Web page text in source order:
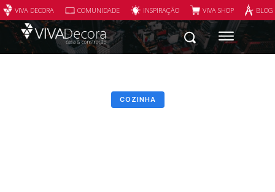
VIVA DECORA COMUNIDADE INSPIRAÇÃO VIVA SHOP
COZINHA